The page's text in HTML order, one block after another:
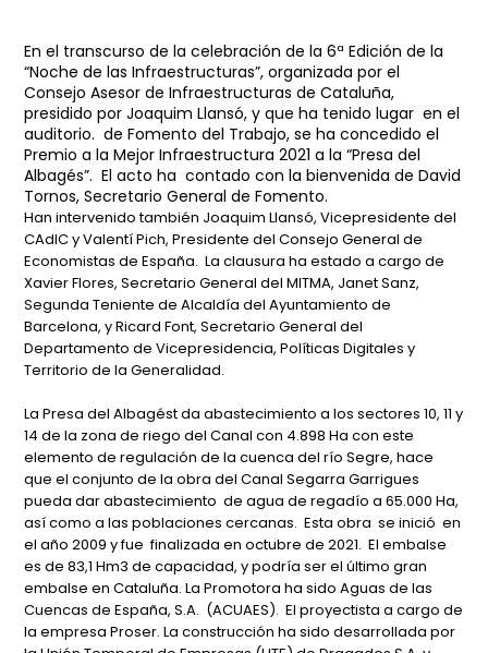
En el transcurso de la celebración de la 6ª Edición de la
“Noche de las Infraestructuras”, organizada por el
Consejo Asesor de Infraestructuras de Cataluña,
presidido por Joaquim Llansó, y que ha tenido lugar en el
auditorio. de Fomento del Trabajo, se ha concedido el
Premio a la Mejor Infraestructura 2021 a la “Presa del
Albagés”. El acto ha contado con la bienvenida de David
Tornos, Secretario General de Fomento.
Han intervenido también Joaquim Llansó, Vicepresidente del
CAdIC y Valentí Pich, Presidente del Consejo General de
Economistas de España. La clausura ha estado a cargo de
Xavier Flores, Secretario General del MITMA, Janet Sanz,
Segunda Teniente de Alcaldía del Ayuntamiento de
Barcelona, y Ricard Font, Secretario General del
Departamento de Vicepresidencia, Políticas Digitales y
Territorio de la Generalidad.
La Presa del Albagést da abastecimiento a los sectores 10, 11 y
14 de la zona de riego del Canal con 4.898 Ha con este
elemento de regulación de la cuenca del río Segre, hace
que el conjunto de la obra del Canal Segarra Garrigues
pueda dar abastecimiento de agua de regadío a 65.000 Ha,
así como a las poblaciones cercanas. Esta obra se inició en
el año 2009 y fue finalizada en octubre de 2021. El embalse
es de 83,1 Hm3 de capacidad, y podría ser el último gran
embalse en Cataluña. La Promotora ha sido Aguas de las
Cuencas de España, S.A. (ACUAES). El proyectista a cargo de
la empresa Proser. La construcción ha sido desarrollada por